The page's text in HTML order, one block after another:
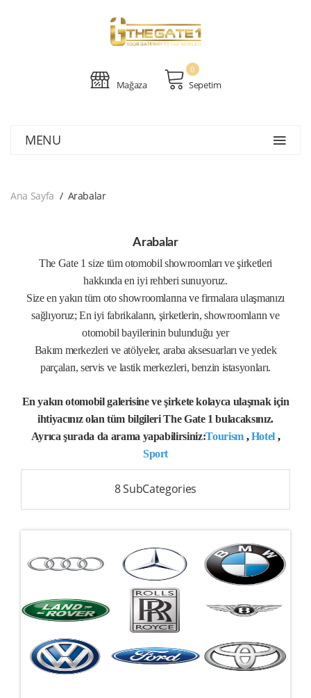
Mağaza Sepetim
0
MENU
Ana Sayfa Arabalar
Arabalar
The Gate 1 size tüm otomobil showroomları ve şirketleri
hakkında en iyi rehberi sunuyoruz.
Size en yakın tüm oto showroomlarına ve firmalara ulaşmanızı
sağlıyoruz; En iyi fabrikaların, şirketlerin, showroomların ve
otomobil bayilerinin bulunduğu yer
Bakım merkezleri ve atölyeler, araba aksesuarları ve yedek
parçaları, servis ve lastik merkezleri, benzin istasyonları.
En yakın otomobil galerisine ve şirkete kolayca ulaşmak için
ihtiyacınız olan tüm bilgileri The Gate 1 bulacaksınız.
Ayrıca şurada da arama yapabilirsiniz:Tourism ,Hotel ,
Sport
8 SubCategories